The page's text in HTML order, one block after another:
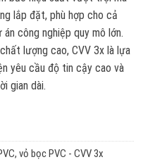
lắp đặt, phù hợp cho cả
công nghiệp quy mô lớn.
lượng cao, CVV 3x là lựa
yêu cầu độ tin cậy cao và
gian dài.
vỏ bọc PVC - CVV 3x